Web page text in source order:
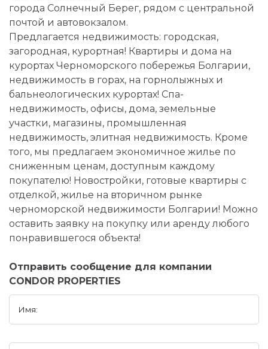
города Солнечный Берег, рядом с центральной
почтой и автовокзалом.
Предлагается недвижимость: городская,
загородная, курортная! Квартиры и дома на
курортах Черноморского побережья Болгарии,
недвижимость в горах, на горнолыжных и
бальнеологических курортах! Спа-
недвижимость, офисы, дома, земельные
участки, магазины, промышленная
недвижимость, элитная недвижимость. Кроме
того, мы предлагаем экономичное жилье по
сниженным ценам, доступным каждому
покупателю! Новостройки, готовые квартиры с
отделкой, жилье на вторичном рынке
черноморской недвижимости Болгарии! Можно
оставить заявку на покупку или аренду любого
понравившегося объекта!
Отправить сообщение для компании
CONDOR PROPERTIES
Имя: